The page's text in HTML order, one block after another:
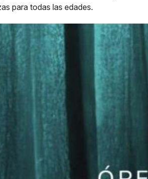
para todas las edades.